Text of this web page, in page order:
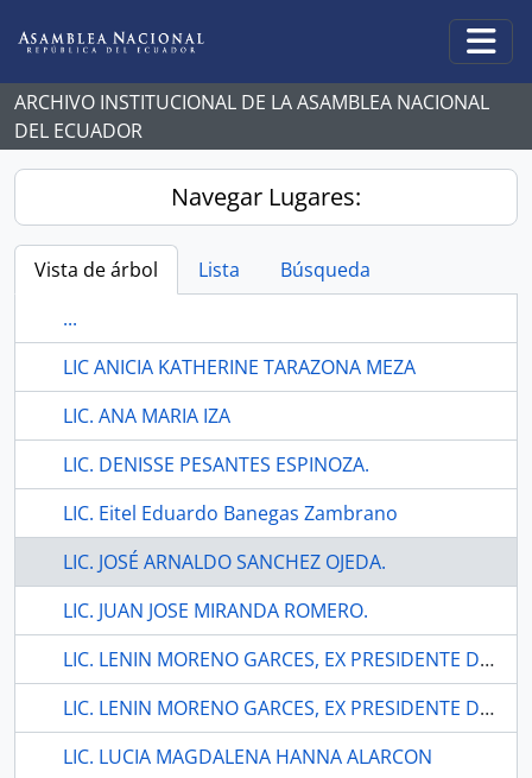
ARCHIVO INSTITUCIONAL DE LA ASAMBLEA NACIONAL
DEL ECUADOR
Navegar Lugares:
Vista de árbol Lista
Búsqueda
...
LIC ANICIA KATHERINE TARAZONA MEZA
LIC. ANA MARIA IZA
LIC. DENISSE PESANTES ESPINOZA.
LIC. Eitel Eduardo Banegas Zambrano
LIC. JOSÉ ARNALDO SANCHEZ OJEDA.
LIC. JUAN JOSE MIRANDA ROMERO.
LIC. LENIN MORENO GARCES, EX PRESIDENTE DE LA REPÚBLICA
LIC. LENIN MORENO GARCES, EX PRESIDENTE DE LA REPÚBLICA
LIC. LUCIA MAGDALENA HANNA ALARCON